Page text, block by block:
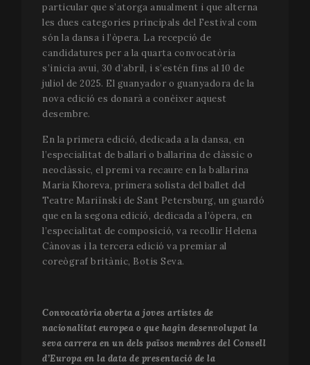
particular que s’atorga anualment i que alterna
les dues categories principals del Festival com
són la dansa i l’òpera. La recepció de
candidatures per a la quarta convocatòria
s’inicia avui, 30 d’abril, i s’estén fins al 10 de
juliol de 2025. El guanyador o guanyadora de la
nova edició es donarà a conèixer aquest
desembre.
En la primera edició, dedicada a la dansa, en
l’especialitat de ballarí o ballarina de clàssic o
neoclàssic, el premi va recaure en la ballarina
Maria Khoreva, primera solista del ballet del
Teatre Mariïnski de Sant Petersburg, un guardó
que en la segona edició, dedicada a l’òpera, en
l’especialitat de composició, va recollir Helena
Cànovas i la tercera edició va premiar al
coreògraf britànic, Botis Seva.
Convocatòria oberta a joves artistes de
nacionalitat europea o que hagin desenvolupat la
seva carrera en un dels països membres del Consell
d’Europa en la data de presentació de la